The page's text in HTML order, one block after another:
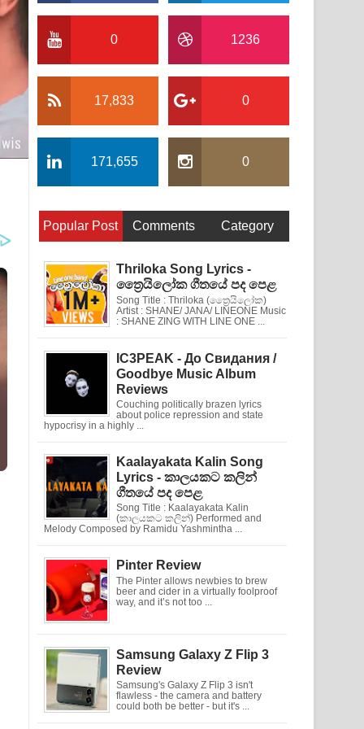
0 1236
17,833 0
171,655 0
Popular Post Comments Category
Thriloka Song Lyrics -
ත්‍රෛයිලෝක ගීතයේ පද පෙළ
Song Title : Thriloka (ත්‍රෛයිලෝක)
Artist : SHANE/ JANA/ LINEONE Music
: SHANE ZING WITH LINE ONE ...
IC3PEAK - До Свидания /
Goodbye Music Album
Reviews
Couching politically brazen lyrics
about police repression and state
hypocrisy in a highly ...
Kaalayakata Kalin Song
Lyrics - කාලයකට කලින්
ගීතයේ පද පෙළ
Song Title : Kaalayakata Kalin
(කාලයකට කලින්) Performed and
Melody Composed by Ramidu Yashmintha ...
Pinter Review
The Pinter allows newbies to brew
beer and cider in a virtually foolproof
way, and it’s not too ...
Samsung Galaxy Z Flip 3
Review
Samsung's Galaxy Z Flip 3 isn't
flawless - the camera and battery
could both be better - but it's ...